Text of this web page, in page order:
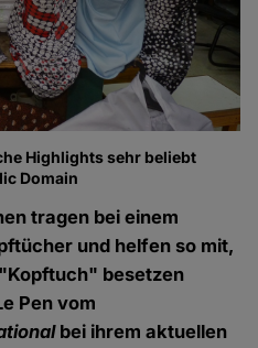
Highlights sehr beliebt
Domain
tragen bei einem
und helfen so mit,
besetzen
Pen vom
bei ihrem aktuellen